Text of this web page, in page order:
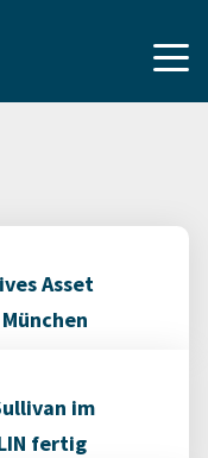
Asset
im
fertig